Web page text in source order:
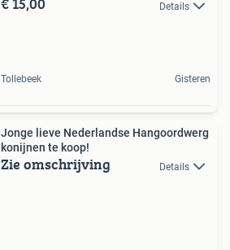
Details
Tollebeek Gisteren
Jonge lieve Nederlandse Hangoordwerg
konijnen te koop!
Zie omschrijving Details